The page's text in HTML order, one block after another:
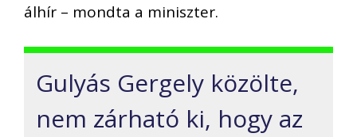
álhír – mondta a miniszter.
Gulyás Gergely közölte,
nem zárható ki, hogy az